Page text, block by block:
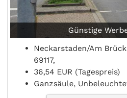
Günstige
Neckarstaden/Am
69117,
36,54 EUR (Tagespreis)
Ganzsäule,